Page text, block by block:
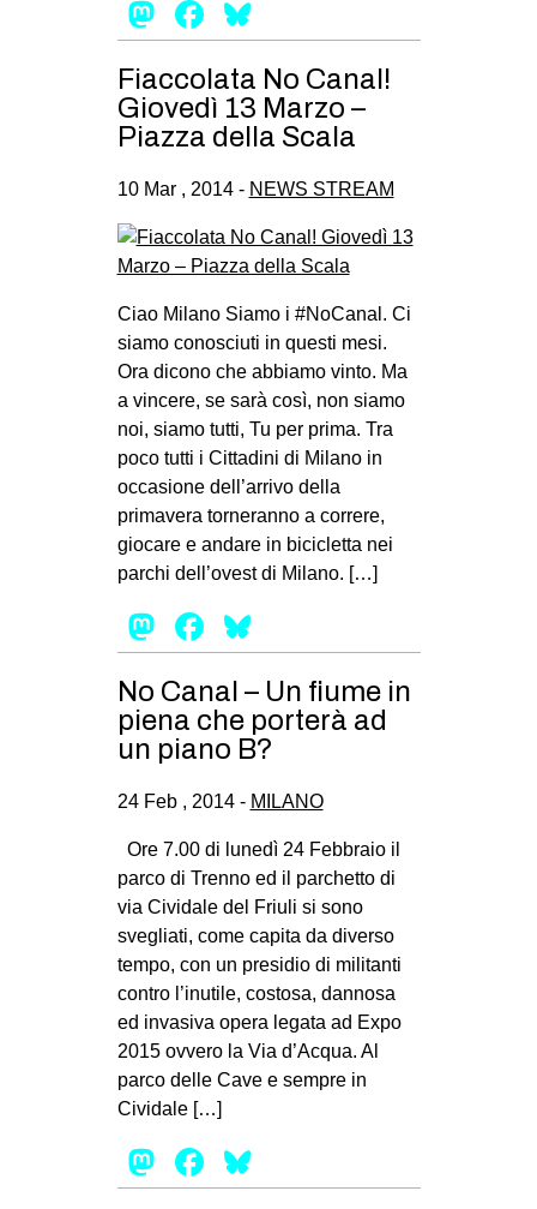
Mastodon
Facebook
Fiaccolata No Canal!
Giovedì 13 Marzo –
Piazza della Scala
10 Mar , 2014 - NEWS STREAM
Ciao Milano Siamo i #NoCanal. Ci
siamo conosciuti in questi mesi.
Ora dicono che abbiamo vinto. Ma
a vincere, se sarà così, non siamo
noi, siamo tutti, Tu per prima. Tra
poco tutti i Cittadini di Milano in
occasione dell’arrivo della
primavera torneranno a correre,
giocare e andare in bicicletta nei
parchi dell’ovest di Milano. […]
Mastodon
Facebook
No Canal – Un fiume in
piena che porterà ad
un piano B?
24 Feb , 2014 - MILANO
Ore 7.00 di lunedì 24 Febbraio il
parco di Trenno ed il parchetto di
via Cividale del Friuli si sono
svegliati, come capita da diverso
tempo, con un presidio di militanti
contro l’inutile, costosa, dannosa
ed invasiva opera legata ad Expo
2015 ovvero la Via d’Acqua. Al
parco delle Cave e sempre in
Cividale […]
Mastodon
Facebook